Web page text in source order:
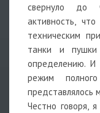
свернуло до
активность,
техническим
танки и
определению. И
режим
представлялось
Честно говоря,